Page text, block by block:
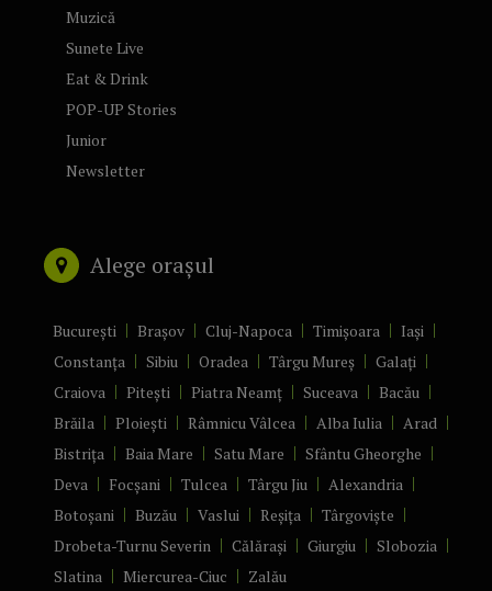
Muzică
Sunete Live
Eat & Drink
POP-UP Stories
Junior
Newsletter
Alege orașul
București Brașov Cluj-Napoca Timișoara
Iași
Constanța
Sibiu Oradea Târgu Mureș
Galați
Craiova
Pitești Piatra Neamț Suceava
Bacău
Brăila
Ploiești Râmnicu Vâlcea Alba Iulia
Arad
Bistrița
Baia Mare Satu Mare
Sfântu Gheorghe
Deva
Focșani Tulcea Târgu Jiu
Alexandria
Botoșani
Buzău Vaslui Reșița
Târgoviște
Drobeta-Turnu Severin
Călărași Giurgiu
Slobozia
Slatina
Miercurea-Ciuc Zalău